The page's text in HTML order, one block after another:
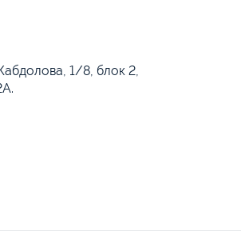
1/8, блок 2,